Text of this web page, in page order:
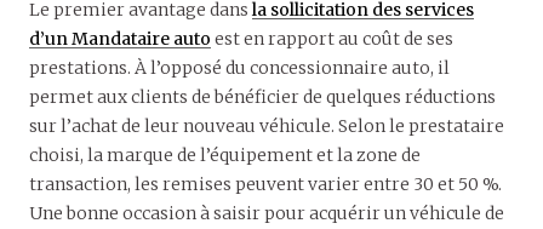
Le premier avantage dans la sollicitation des services
d’un Mandataire auto est en rapport au coût de ses
prestations. À l’opposé du concessionnaire auto, il
permet aux clients de bénéficier de quelques réductions
sur l’achat de leur nouveau véhicule. Selon le prestataire
choisi, la marque de l’équipement et la zone de
transaction, les remises peuvent varier entre 30 et 50 %.
Une bonne occasion à saisir pour acquérir un véhicule de